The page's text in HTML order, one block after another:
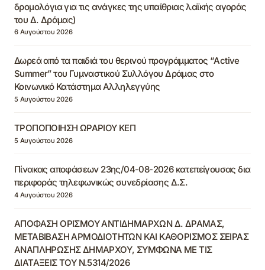
δρομολόγια για τις ανάγκες της υπαίθριας λαϊκής αγοράς
του Δ. Δράμας)
6 Αυγούστου 2026
Δωρεά από τα παιδιά του θερινού προγράμματος “Active
Summer” του Γυμναστικού Συλλόγου Δράμας στο
Κοινωνικό Κατάστημα Αλληλεγγύης
5 Αυγούστου 2026
ΤΡΟΠΟΠΟΙΗΣΗ ΩΡΑΡΙΟΥ ΚΕΠ
5 Αυγούστου 2026
Πίνακας αποφάσεων 23ης/04-08-2026 κατεπείγουσας δια
περιφοράς τηλεφωνικώς συνεδρίασης Δ.Σ.
4 Αυγούστου 2026
ΑΠΟΦΑΣΗ ΟΡΙΣΜΟΥ ΑΝΤΙΔΗΜΑΡΧΩΝ Δ. ΔΡΑΜΑΣ,
ΜΕΤΑΒΙΒΑΣΗ ΑΡΜΟΔΙΟΤΗΤΩΝ ΚΑΙ ΚΑΘΟΡΙΣΜΟΣ ΣΕΙΡΑΣ
ΑΝΑΠΛΗΡΩΣΗΣ ΔΗΜΑΡΧΟΥ, ΣΥΜΦΩΝΑ ΜΕ ΤΙΣ
ΔΙΑΤΑΞΕΙΣ ΤΟΥ Ν.5314/2026